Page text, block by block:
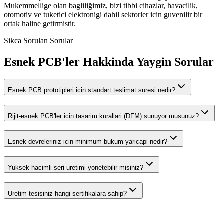
Mukemmellige olan bagliliğimiz, bizi tibbi cihazlar, havacilik,
otomotiv ve tuketici elektronigi dahil sektorler icin guvenilir bir
ortak haline getirmistir.
Sikca Sorulan Sorular
Esnek PCB'ler Hakkinda Yaygin Sorular
Esnek PCB prototipleri icin standart teslimat suresi nedir?
Rijit-esnek PCB'ler icin tasarim kurallari (DFM) sunuyor musunuz?
Esnek devreleriniz icin minimum bukum yaricapi nedir?
Yuksek hacimli seri uretimi yonetebilir misiniz?
Uretim tesisiniz hangi sertifikalara sahip?